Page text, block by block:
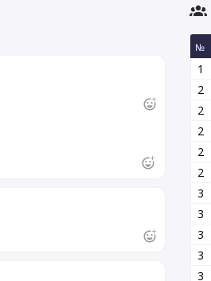
№
1
2
2
2
2
2
3
3
3
3
3